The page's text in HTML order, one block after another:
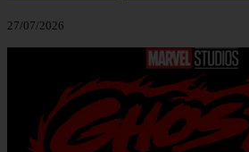
27/07/2026